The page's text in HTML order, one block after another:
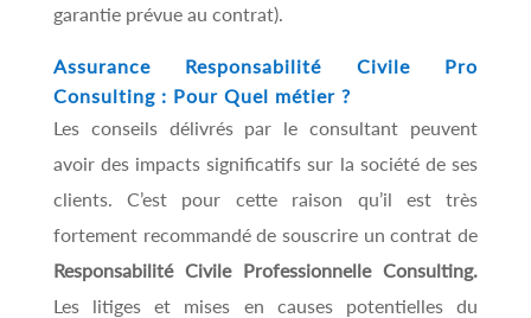
garantie prévue au contrat).
Assurance Responsabilité Civile Pro
Consulting : Pour Quel métier ?
Les conseils délivrés par le consultant peuvent
avoir des impacts significatifs sur la société de ses
clients. C’est pour cette raison qu’il est très
fortement recommandé de souscrire un contrat de
Responsabilité Civile Professionnelle Consulting.
Les litiges et mises en causes potentielles du